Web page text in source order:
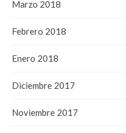
Marzo 2018
Febrero 2018
Enero 2018
Diciembre 2017
Noviembre 2017